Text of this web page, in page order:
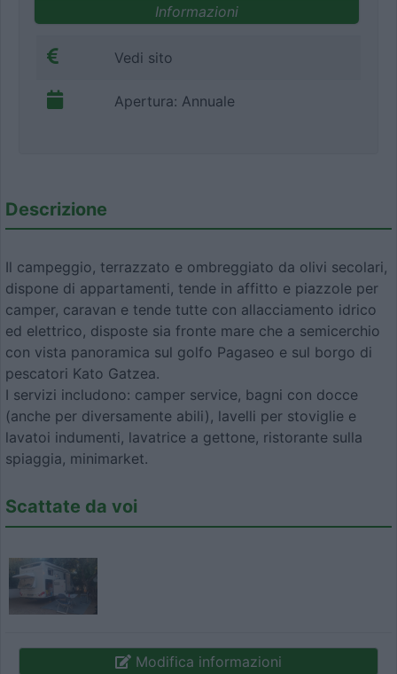
Informazioni
Vedi sito
Apertura: Annuale
Descrizione
Il campeggio, terrazzato e ombreggiato da olivi secolari,
dispone di appartamenti, tende in affitto e piazzole per
camper, caravan e tende tutte con allacciamento idrico
ed elettrico, disposte sia fronte mare che a semicerchio
con vista panoramica sul golfo Pagaseo e sul borgo di
pescatori Kato Gatzea.
I servizi includono: camper service, bagni con docce
(anche per diversamente abili), lavelli per stoviglie e
lavatoi indumenti, lavatrice a gettone, ristorante sulla
spiaggia, minimarket.
Scattate da voi
Modifica informazioni